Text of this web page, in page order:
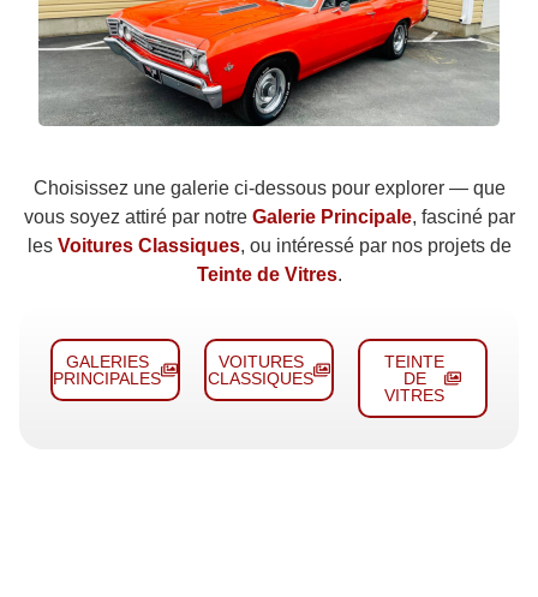
Choisissez une galerie ci-dessous pour explorer — que
vous soyez attiré par notre Galerie Principale, fasciné par
les Voitures Classiques, ou intéressé par nos projets de
Teinte de Vitres.
GALERIES
PRINCIPALES
VOITURES
CLASSIQUES
TEINTE
DE
VITRES